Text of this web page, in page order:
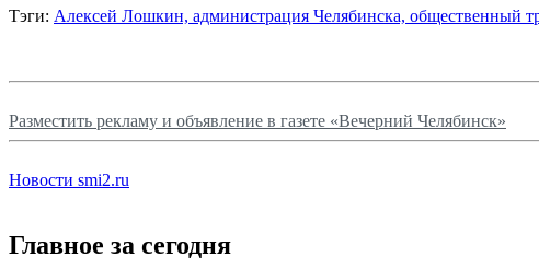
Тэги: Алексей Лошкин, администрация Челябинска, общественный
Разместить рекламу и объявление в газете «Вечерний Челябинск»
Новости smi2.ru
Главное за сегодня